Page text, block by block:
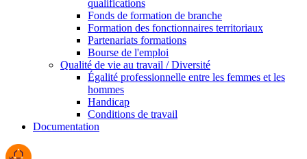
qualifications
Fonds de formation de branche
Formation des fonctionnaires territoriaux
Partenariats formations
Bourse de l'emploi
Qualité de vie au travail / Diversité
Égalité professionnelle entre les femmes et les
hommes
Handicap
Conditions de travail
Documentation